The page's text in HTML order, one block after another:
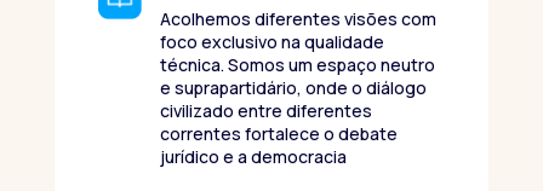
Acolhemos diferentes visões com
foco exclusivo na qualidade
técnica. Somos um espaço neutro
e suprapartidário, onde o diálogo
civilizado entre diferentes
correntes fortalece o debate
jurídico e a democracia